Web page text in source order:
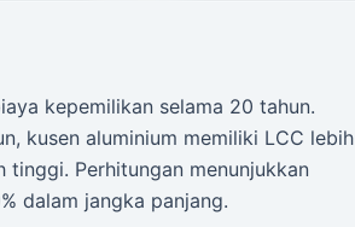
kepemilikan selama 20 tahun.
kusen aluminium memiliki LCC lebih
Perhitungan menunjukkan
dalam jangka panjang.